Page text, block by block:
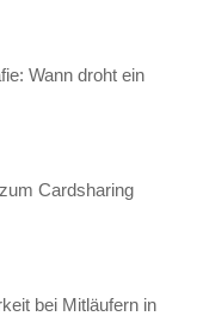
Wann droht ein
Cardsharing
bei Mitläufern in